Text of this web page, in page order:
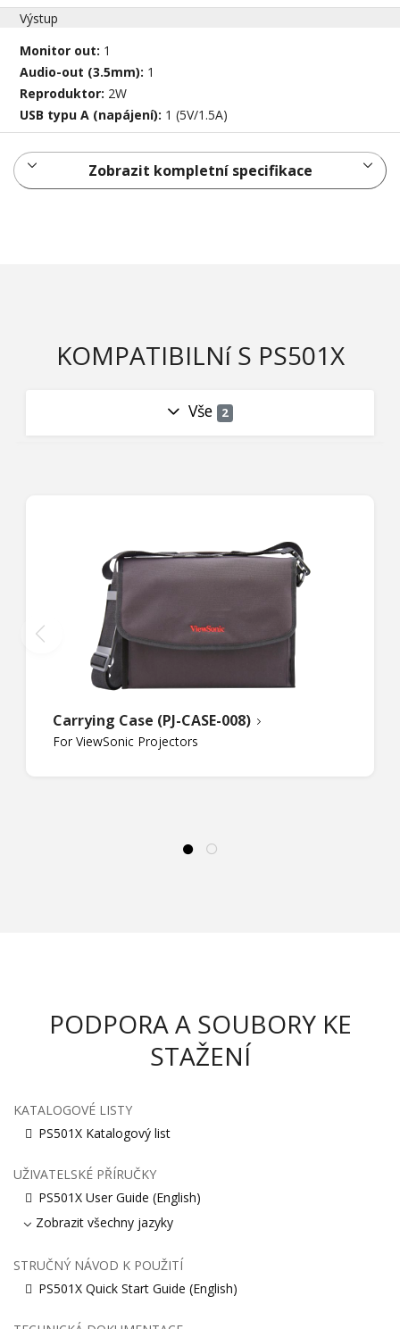
Výstup
Monitor out: 1
Audio-out (3.5mm): 1
Reproduktor: 2W
USB typu A (napájení): 1 (5V/1.5A)
Zobrazit kompletní specifikace
KOMPATIBILNí S PS501X
Vše 2
Carrying Case (PJ-CASE-008)
For ViewSonic Projectors
PODPORA A SOUBORY KE
STAŽENÍ
KATALOGOVÉ LISTY
PS501X Katalogový list
UŽIVATELSKÉ PŘÍRUČKY
PS501X User Guide (English)
Zobrazit všechny jazyky
STRUČNÝ NÁVOD K POUŽITÍ
PS501X Quick Start Guide (English)